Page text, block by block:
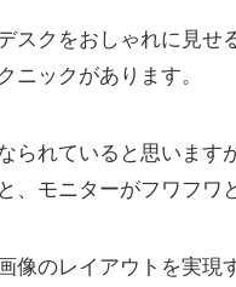
スクをおしゃれに見
ックがあります。
られていると思いま
、モニターがフワフワ
像のレイアウトを実現